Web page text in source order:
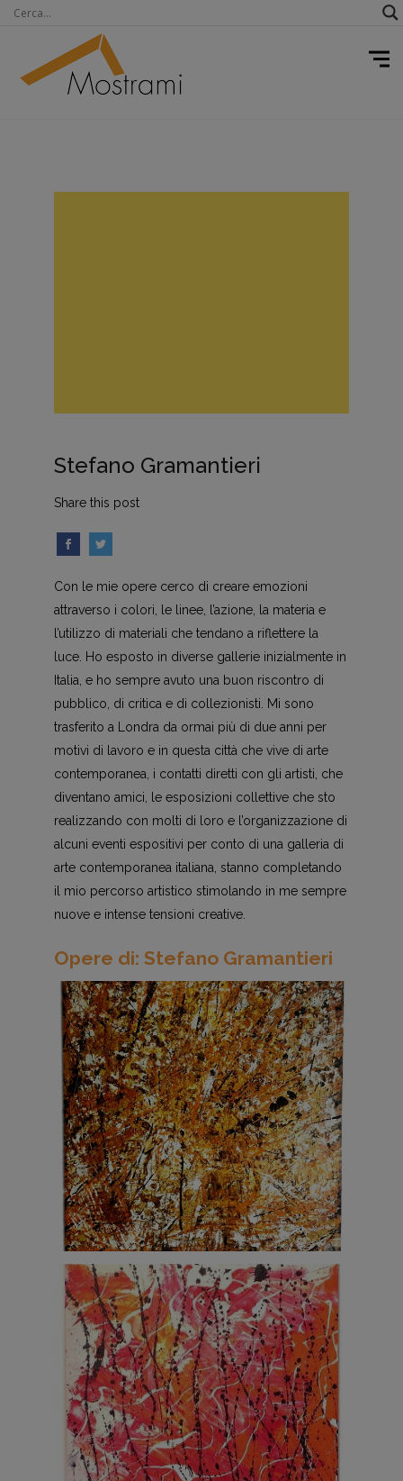
Stefano Gramantieri
Share this post
Con le mie opere cerco di creare emozioni
attraverso i colori, le linee, l’azione, la materia e
l’utilizzo di materiali che tendano a riflettere la
luce. Ho esposto in diverse gallerie inizialmente in
Italia, e ho sempre avuto una buon riscontro di
pubblico, di critica e di collezionisti. Mi sono
trasferito a Londra da ormai più di due anni per
motivi di lavoro e in questa città che vive di arte
contemporanea, i contatti diretti con gli artisti, che
diventano amici, le esposizioni collettive che sto
realizzando con molti di loro e l’organizzazione di
alcuni eventi espositivi per conto di una galleria di
arte contemporanea italiana, stanno completando
il mio percorso artistico stimolando in me sempre
nuove e intense tensioni creative.
Opere di: Stefano Gramantieri